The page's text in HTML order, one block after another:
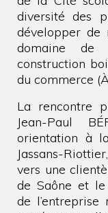
diversité des
développer de
domaine de
construction
du commerce
La rencontre
Jean-Paul
orientation à
Jassans-
vers une
de Saône et le
de